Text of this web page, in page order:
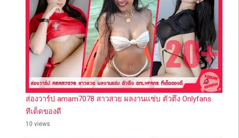
ส่องวาร์ป amam7078 สาวสวย ผลงานแซ่บ ตัวตึง Onlyfans
ทีเด็ดของดี
10 views